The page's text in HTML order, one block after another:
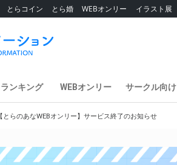
とらコイン とら婚 WEBオンリー イラスト展
ランキング WEBオンリー サークル向け
【とらのあなWEBオンリー】サービス終了のお知らせ